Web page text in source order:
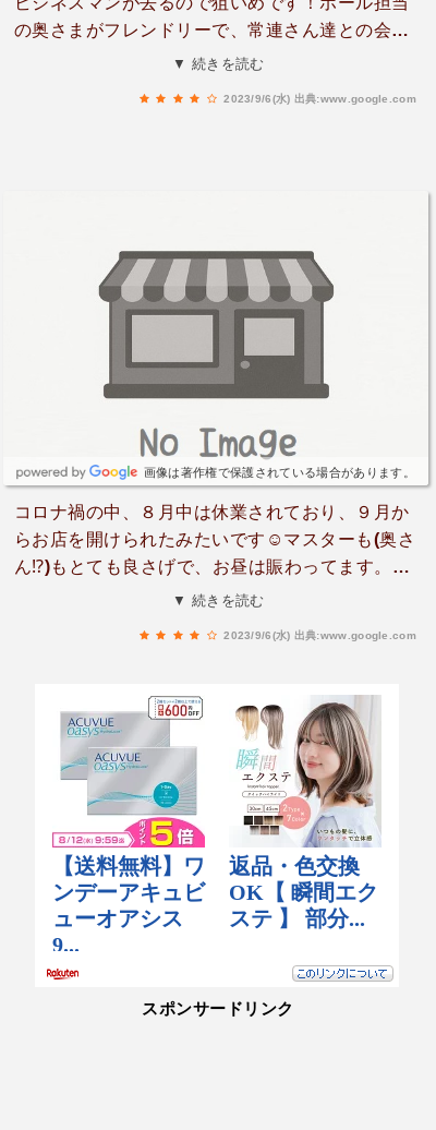
の奥さまがフレンドリーで、常連さん達との会話
にほのぼの😊厨房はご主人が1人でされているの
▼ 続きを読む
2023/9/6(水) 出典:www.google.com
画像は著作権で保護されている場合があります。
コロナ禍の中、８月中は休業されており、９月か
らお店を開けられたみたいです☺️マスターも(奥さ
ん⁉️)もとても良さげで、お昼は賑わってます。味
も美味しく、安価でお腹いっぱいになること間違
▼ 続きを読む
2023/9/6(水) 出典:www.google.com
スポンサードリンク